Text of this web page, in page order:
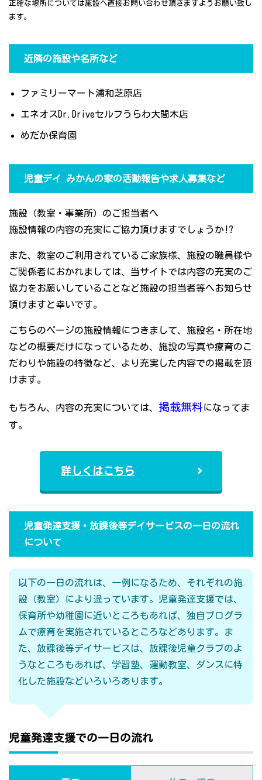
正確な場所については施設へ直接お問い合わせ頂きますようお願い致し
ます。
近隣の施設や名所など
ファミリーマート浦和芝原店
エネオスDr.Driveセルフうらわ大間木店
めだか保育園
児童デイ みかんの家の活動報告や求人募集など
施設（教室・事業所）のご担当者へ
施設情報の内容の充実にご協力頂けますでしょうか!?
また、教室のご利用されているご家族様、施設の職員様や
ご関係者におかれましては、当サイトでは内容の充実のご
協力をお願いしていることなど施設の担当者等へお知らせ
頂けますと幸いです。
こちらのページの施設情報につきまして、施設名・所在地
などの概要だけになっているため、施設の写真や療育のこ
だわりや施設の特徴など、より充実した内容での掲載を頂
けます。
もちろん、内容の充実については、 掲載無料になってま
す。
詳しくはこちら
児童発達支援・放課後等デイサービスの一日の流れ
について
以下の一日の流れは、一例になるため、それぞれの施
設（教室）により違っています。児童発達支援では、
保育所や幼稚園に近いところもあれば、独自プログラ
ムで療育を実施されているところなどあります。ま
た、放課後等デイサービスは、放課後児童クラブのよ
うなところもあれば、学習塾、運動教室、ダンスに特
化した施設などいろいろあります。
児童発達支援での一日の流れ